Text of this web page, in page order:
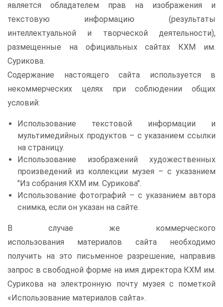
является обладателем прав на изображения и
текстовую информацию (результаты
интеллектуальной и творческой деятельности),
размещенные на официальных сайтах КХМ им.
Сурикова.
Содержание настоящего сайта используется в
некоммерческих целях при соблюдении общих
условий:
Использование текстовой информации и
мультимедийных продуктов – с указанием ссылки
на страницу.
Использование изображений художественных
произведений из коллекции музея – с указанием
"Из собрания КХМ им. Сурикова".
Использование фотографий – с указанием автора
снимка, если он указан на сайте.
В случае же коммерческого
использования материалов сайта необходимо
получить на это письменное разрешение, направив
запрос в свободной форме на имя директора КХМ им.
Сурикова на электронную почту музея с пометкой
«Использование материалов сайта».